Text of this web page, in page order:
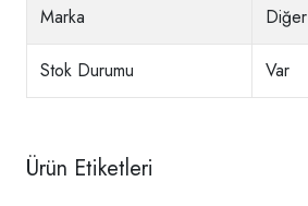
Marka Diğer
Stok Durumu Var
Ürün Etiketleri